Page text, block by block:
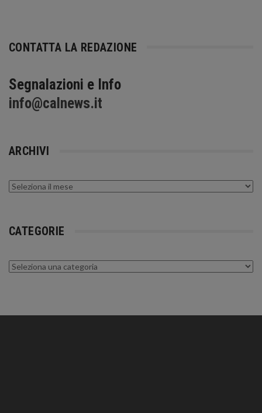
CONTATTA LA REDAZIONE
Segnalazioni e Info
info@calnews.it
ARCHIVI
Archivi
CATEGORIE
Categorie